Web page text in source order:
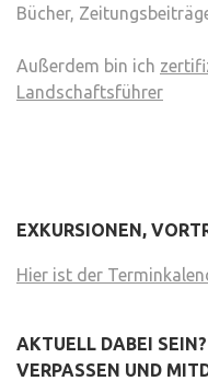
Bücher,
Außerdem bin ich
Landschaftsführer
EXKURSIONEN,
Hier ist der
AKTUELL DABEI
VERPASSEN UND